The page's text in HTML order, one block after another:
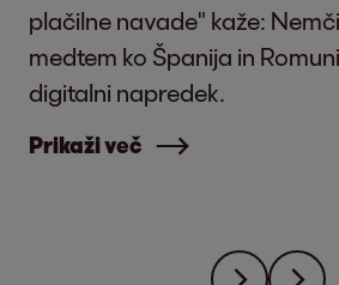
plačilne navade" kaže:
medtem ko Španija in
digitalni napredek.
Prikaži več